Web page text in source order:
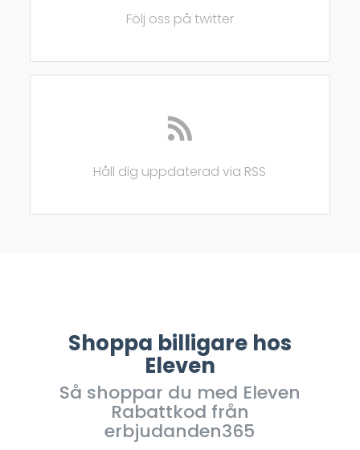
Följ oss på twitter
Håll dig uppdaterad via RSS
Shoppa billigare hos
Eleven
Så shoppar du med Eleven
Rabattkod från
erbjudanden365